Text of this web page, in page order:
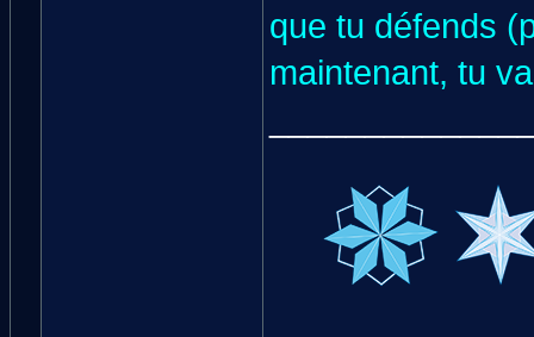
que tu défends
maintenant, tu